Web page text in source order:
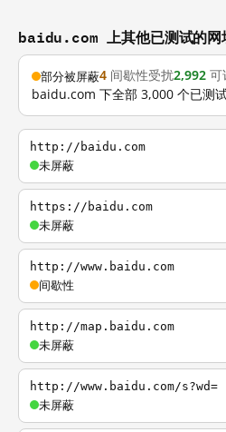
baidu.com 上其他已测试的网
部分被屏蔽4 间歇性受扰2,992 可
baidu.com 下全部 3,000 个已测
http://baidu.com
未屏蔽
https://baidu.com
未屏蔽
http://www.baidu.com
间歇性
http://map.baidu.com
未屏蔽
http://www.baidu.com/s?wd=
未屏蔽